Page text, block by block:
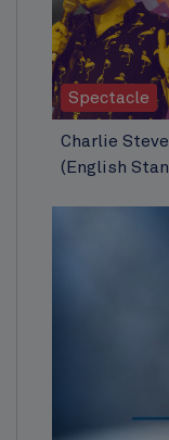
Spectacle
Charlie
(English